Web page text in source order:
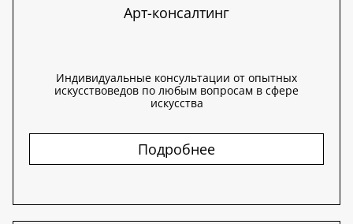
Арт-консалтинг
Индивидуальные консультации от опытных
искусствоведов по любым вопросам в сфере
искусства
Подробнее